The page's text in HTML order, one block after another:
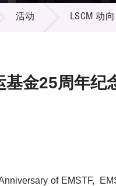
项目
多媒
出版
活动 LSCM 动向
基金25周年纪
of EMSTF,